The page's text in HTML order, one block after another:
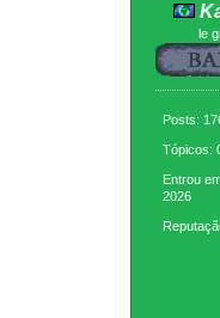
le
Posts:
Tópicos:
Entrou
2026